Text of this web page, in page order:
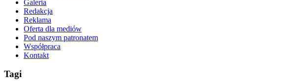
Galeria
Redakcja
Reklama
Oferta dla mediów
Pod naszym patronatem
Współpraca
Kontakt
Tagi